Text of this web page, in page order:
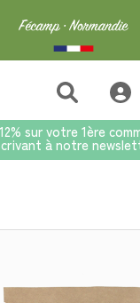
sur votre 1ère
à notre
d'exception > Café Ethiopie